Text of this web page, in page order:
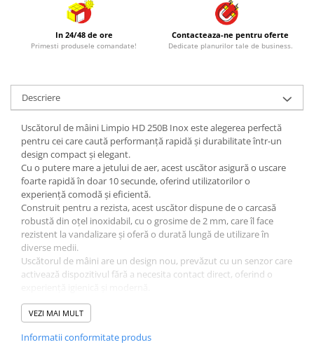
In 24/48 de ore
Primesti produsele comandate!
Contacteaza-ne pentru oferte
Dedicate planurilor tale de business.
Descriere
Uscătorul de mâini Limpio HD 250B Inox este alegerea perfectă
pentru cei care caută performanță rapidă și durabilitate într-un
design compact și elegant.
Cu o putere mare a jetului de aer, acest uscător asigură o uscare
foarte rapidă în doar 10 secunde, oferind utilizatorilor o
experiență comodă și eficientă.
Construit pentru a rezista, acest uscător dispune de o carcasă
robustă din oțel inoxidabil, cu o grosime de 2 mm, care îl face
rezistent la vandalizare și oferă o durată lungă de utilizare în
diverse medii.
Uscătorul de mâini are un design nou, prevăzut cu un senzor care
activează dispozitivul fără a necesita contact direct, oferind o
Cu un motor cu zgomot redus, acest uscător nu deranjează
mediul înconjurător, iar viteza de aer de 30 m/s și volumul de aer
Uscătorul de mâini funcționează la un voltaj de 220V și 50Hz, are
VEZI MAI MULT
Informatii conformitate produs